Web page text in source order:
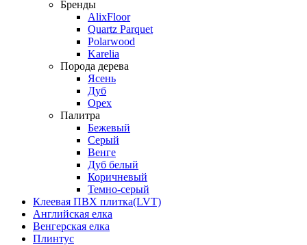
Бренды
AlixFloor
Quartz Parquet
Polarwood
Karelia
Порода дерева
Ясень
Дуб
Орех
Палитра
Бежевый
Серый
Венге
Дуб белый
Коричневый
Темно-серый
Клеевая ПВХ плитка(LVT)
Английская елка
Венгерская елка
Плинтус